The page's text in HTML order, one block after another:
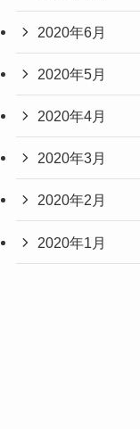
2020年6月
2020年5月
2020年4月
2020年3月
2020年2月
2020年1月